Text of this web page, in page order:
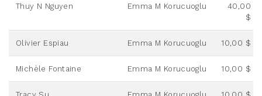
Thuy N Nguyen Emma M Korucuoglu
40,00
$
Olivier Espiau Emma M Korucuoglu 10,00 $
Michèle Fontaine Emma M Korucuoglu 10,00 $